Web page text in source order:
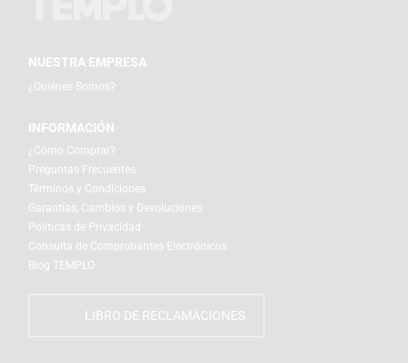
NUESTRA EMPRESA
¿Quiénes Somos?
INFORMACIÓN
¿Cómo Comprar?
Preguntas Frecuentes
Términos y Condiciones
Garantías, Cambios y Devoluciones
Políticas de Privacidad
Consulta de Comprobantes Electrónicos
Blog TEMPLO
LIBRO DE RECLAMACIONES